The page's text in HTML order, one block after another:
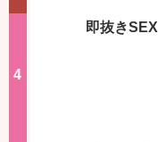
即抜きSEX